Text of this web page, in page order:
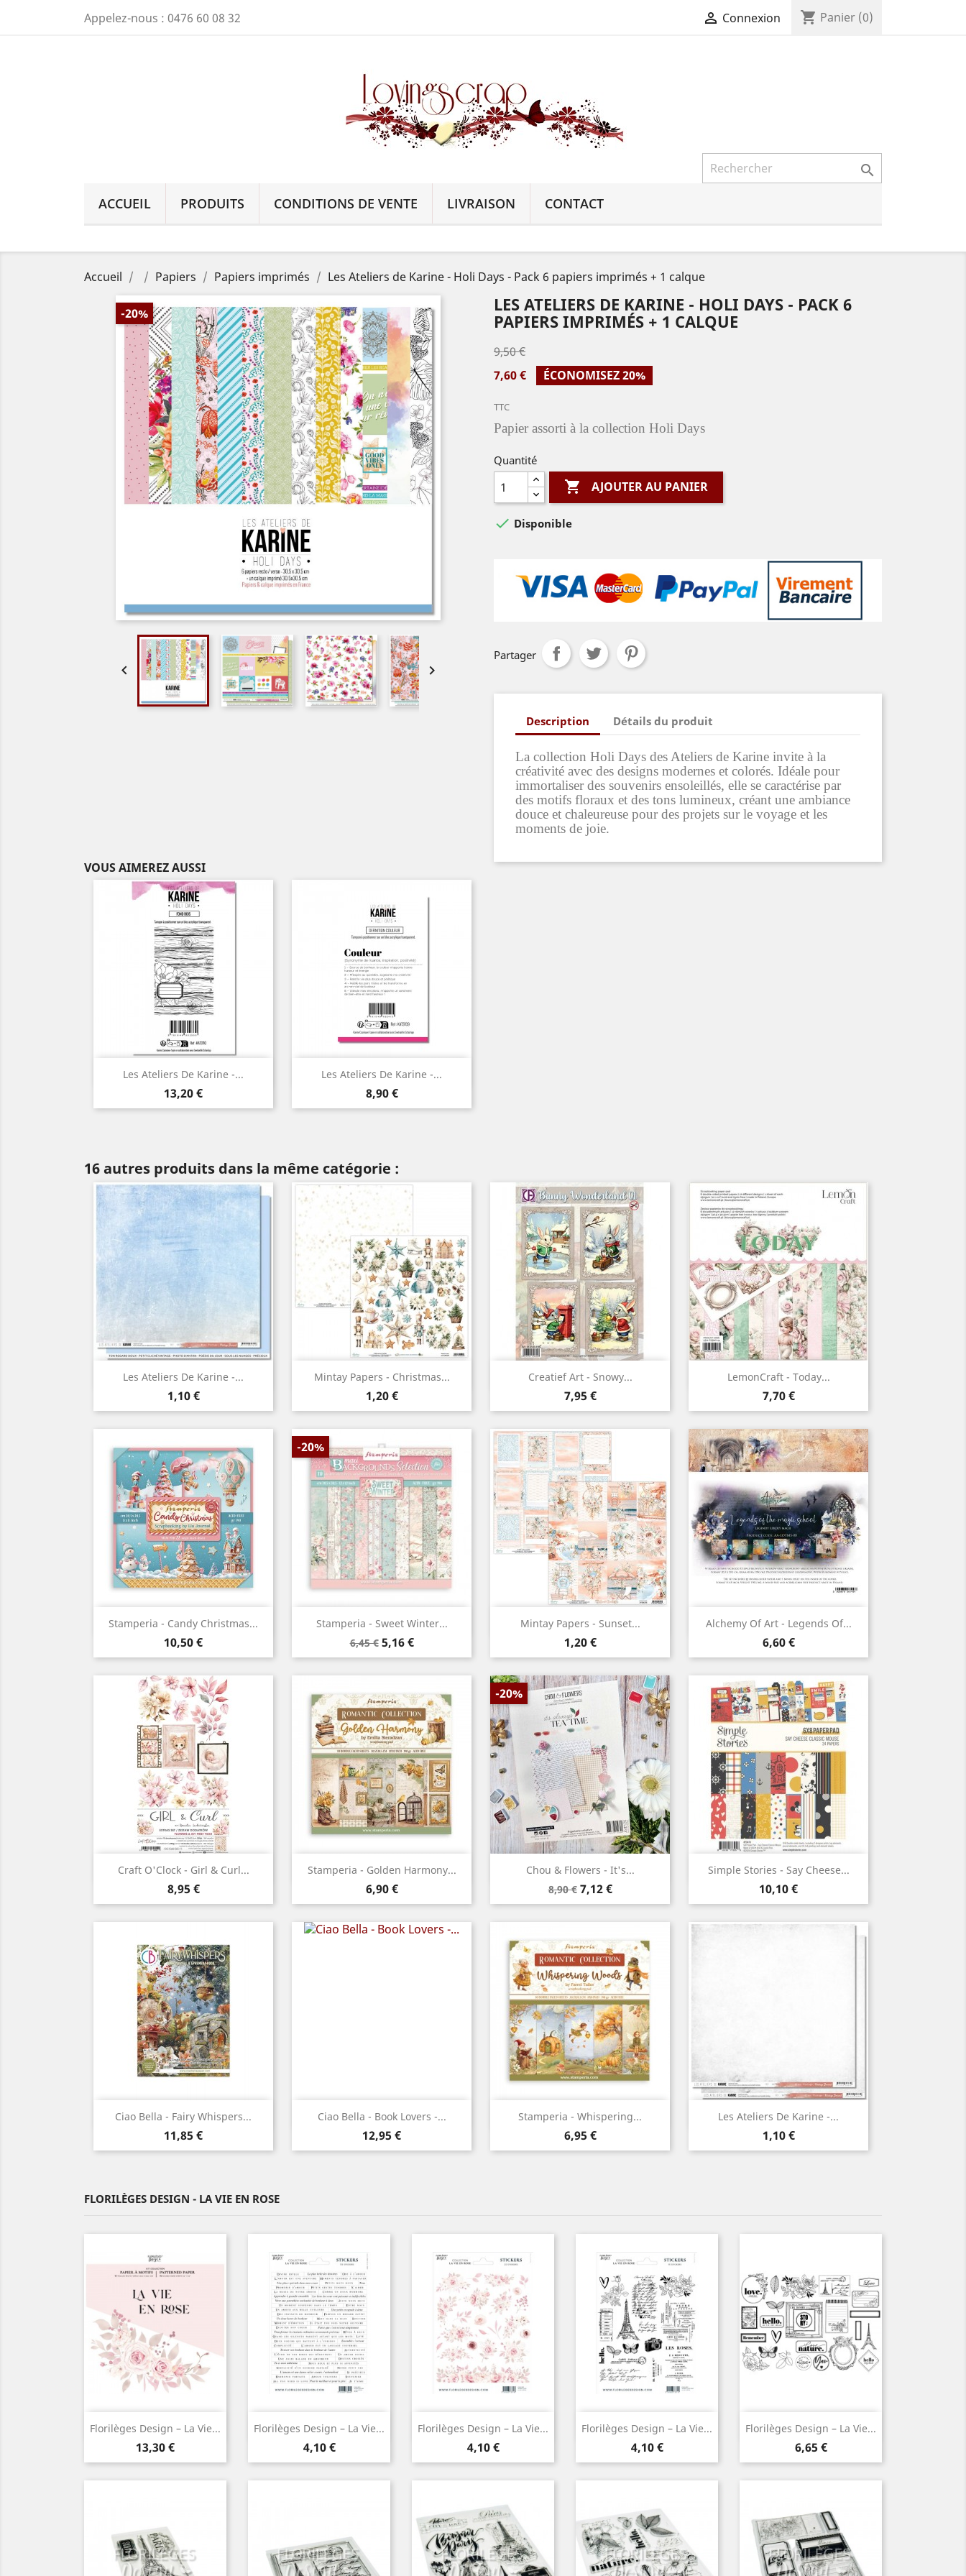
Appelez-nous : 0476 60 08 32  Connexion shopping_cart Panier (0)

ACCUEIL
PRODUITS CONDITIONS DE VENTE LIVRAISON CONTACT
Accueil Papiers Papiers imprimés Les Ateliers de Karine - Holi Days - Pack 6 papiers imprimés + 1 calque
-20%
 
LES ATELIERS DE KARINE - HOLI DAYS - PACK 6
PAPIERS IMPRIMÉS + 1 CALQUE
9,50 €
7,60 €
ÉCONOMISEZ 20%
TTC
Papier assorti à la collection Holi Days
Quantité
 AJOUTER AU PANIER
 Disponible
Partager
Description Détails du produit
La collection Holi Days des Ateliers de Karine invite à la
créativité avec des designs modernes et colorés. Idéale pour
immortaliser des souvenirs ensoleillés, elle se caractérise par
des motifs floraux et des tons lumineux, créant une ambiance
douce et chaleureuse pour des projets sur le voyage et les
moments de joie.
VOUS AIMEREZ AUSSI
Les Ateliers De Karine -...
Prix
13,20 €
Aperçu rapide Les Ateliers De Karine -...
Prix
8,90 €
Aperçu rapide
16 autres produits dans la même catégorie :
Les Ateliers De Karine -...
Prix
1,10 €
Aperçu rapide Mintay Papers - Christmas...
Prix
1,20 €
 Aperçu rapide Creatief Art - Snowy...
Prix
7,95 €
Aperçu rapide LemonCraft - Today...
Prix
7,70 €
Aperçu rapide
Stamperia - Candy Christmas...
Prix
10,50 €
Aperçu rapide Stamperia - Sweet Winter...
Prix
de
6,45 € Prix
5,16 €
-20%
Aperçu rapide Mintay Papers - Sunset...
Prix
1,20 €
Aperçu rapide Alchemy Of Art - Legends Of...
Prix
6,60 €
 Aperçu rapide
Craft O'Clock - Girl & Curl...
Prix
8,95 €
Aperçu rapide Stamperia - Golden Harmony...
Prix
6,90 €
Aperçu rapide Chou & Flowers - It's...
Prix
de
8,90 € Prix
7,12 €
-20%
Aperçu rapide Simple Stories - Say Cheese...
Prix
10,10 €
Aperçu rapide
Ciao Bella - Fairy Whispers...
Prix
11,85 €
Aperçu rapide Ciao Bella - Book Lovers -...
Prix
12,95 €
Aperçu rapide Stamperia - Whispering...
Prix
6,95 €
Aperçu rapide Les Ateliers De Karine -...
Prix
1,10 €
Aperçu rapide
FLORILÈGES DESIGN - LA VIE EN ROSE
Florilèges Design – La Vie...
Prix
13,30 €
Aperçu rapide Florilèges Design – La Vie...
Prix
4,10 €
Aperçu rapide Florilèges Design – La Vie...
Prix
4,10 €
Aperçu rapide Florilèges Design – La Vie...
Prix
4,10 €
Aperçu rapide Florilèges Design – La Vie...
Prix
6,65 €
Aperçu rapide